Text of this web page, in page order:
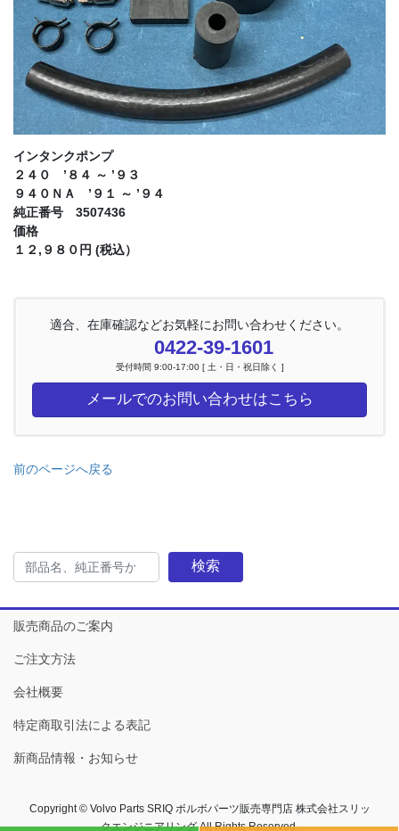
インタンクポンプ
２４０ ’８４ ～ ’９３
９４０ＮＡ ’９１ ～ ’９４
純正番号 3507436
価格
１２,９８０円 (税込）
適合、在庫確認などお気軽にお問い合わせください。
0422-39-1601
受付時間 9:00-17:00 [ 土・日・祝日除く ]
メールでのお問い合わせはこちら
前のページへ戻る
検索
販売商品のご案内
ご注文方法
会社概要
特定商取引法による表記
新商品情報・お知らせ
Copyright © Volvo Parts SRIQ ボルボパーツ販売専門店 株式会社スリッ
クエンジニアリング All Rights Reserved.